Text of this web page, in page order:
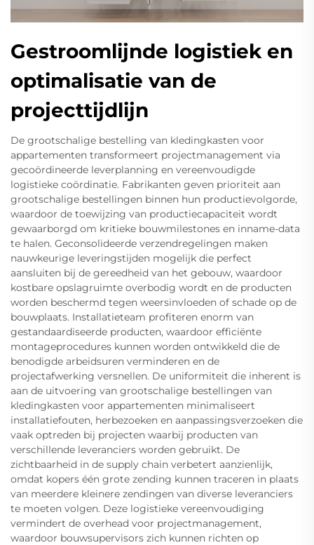
Gestroomlijnde logistiek en
optimalisatie van de
projecttijdlijn
De grootschalige bestelling van kledingkasten voor
appartementen transformeert projectmanagement via
gecoördineerde leverplanning en vereenvoudigde
logistieke coördinatie. Fabrikanten geven prioriteit aan
grootschalige bestellingen binnen hun productievolgorde,
waardoor de toewijzing van productiecapaciteit wordt
gewaarborgd om kritieke bouwmilestones en inname-data
te halen. Geconsolideerde verzendregelingen maken
nauwkeurige leveringstijden mogelijk die perfect
aansluiten bij de gereedheid van het gebouw, waardoor
kostbare opslagruimte overbodig wordt en de producten
worden beschermd tegen weersinvloeden of schade op de
bouwplaats. Installatieteam profiteren enorm van
gestandaardiseerde producten, waardoor efficiënte
montageprocedures kunnen worden ontwikkeld die de
benodigde arbeidsuren verminderen en de
projectafwerking versnellen. De uniformiteit die inherent is
aan de uitvoering van grootschalige bestellingen van
kledingkasten voor appartementen minimaliseert
installatiefouten, herbezoeken en aanpassingsverzoeken die
vaak optreden bij projecten waarbij producten van
verschillende leveranciers worden gebruikt. De
zichtbaarheid in de supply chain verbetert aanzienlijk,
omdat kopers één grote zending kunnen traceren in plaats
van meerdere kleinere zendingen van diverse leveranciers
te moeten volgen. Deze logistieke vereenvoudiging
vermindert de overhead voor projectmanagement,
waardoor bouwsupervisors zich kunnen richten op